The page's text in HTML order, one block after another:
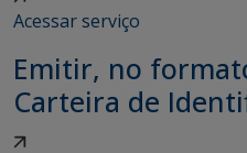
Acessar serviço
Emitir, no
Carteira de